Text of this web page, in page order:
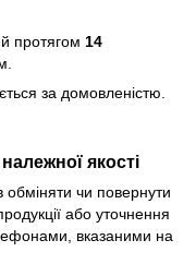
протягом 14
за домовленістю.
якості
обміняти чи повернути
або уточнення
вказаними на